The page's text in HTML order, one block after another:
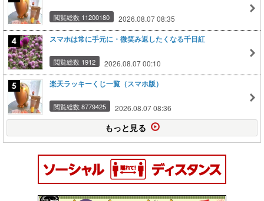
閲覧総数 11200180 2026.08.07 08:35
スマホは常に手元に・微笑み返したくなる千日紅
閲覧総数 1912 2026.08.07 00:10
楽天ラッキーくじ一覧（スマホ版）
閲覧総数 8779425 2026.08.07 08:36
もっと見る